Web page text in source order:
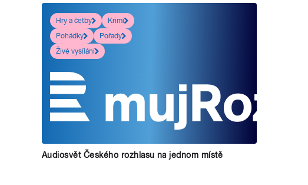
Hry a četby
Krimi
Pohádky
Pořady
Živé vysílání
Audiosvět Českého rozhlasu na jednom místě